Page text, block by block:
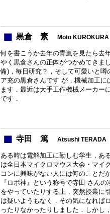
黒倉 素 Moto KUROKURA
何を書こうか去年の青嵐を見たら去
やく黒倉さんの正体がつかめてきま
備)，毎日研究？，そして可愛いと
ア充の黒倉さんです が，機械加工
ます．最近は大手工作機械メーカー
です．
寺田 篤 Atsushi TERADA
ある時は電解加工に勤しむ学生，あ
は全日本マイクロマウス大会・マイ
コンに興味がない人には何のことだ
『ロボ神』という称号で寺田 さん
をやっていたりする上，突然授業に
は疑いようもなく，その気になれば
ったりなかったりしました．しかし